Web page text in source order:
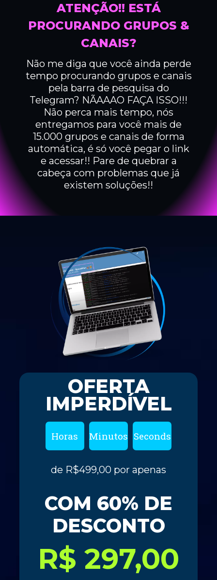
ATENÇÃO!! ESTÁ
PROCURANDO GRUPOS &
CANAIS?
Não me diga que você ainda perde
tempo procurando grupos e canais
pela barra de pesquisa do
Telegram? NÃAAAO FAÇA ISSO!!!
Não perca mais tempo, nós
entregamos para você mais de
15.000 grupos e canais de forma
automática, é só você pegar o link
e acessar!! Pare de quebrar a
cabeça com problemas que já
existem soluções!!
OFERTA
IMPERDÍVEL
Horas Minutos Seconds
de R$499,00 por apenas
COM 60% DE
DESCONTO
R$ 297,00